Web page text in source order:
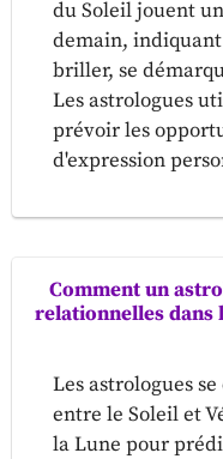
du Soleil jouent
demain,
briller, se
Les astrologues
prévoir les
d'expression
Comment un
relationnelles dans
Les astrologues
entre le Soleil et
la Lune pour